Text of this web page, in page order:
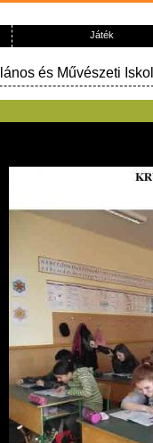
Játék
és Művészeti